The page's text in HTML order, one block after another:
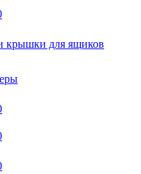
крышки для ящиков